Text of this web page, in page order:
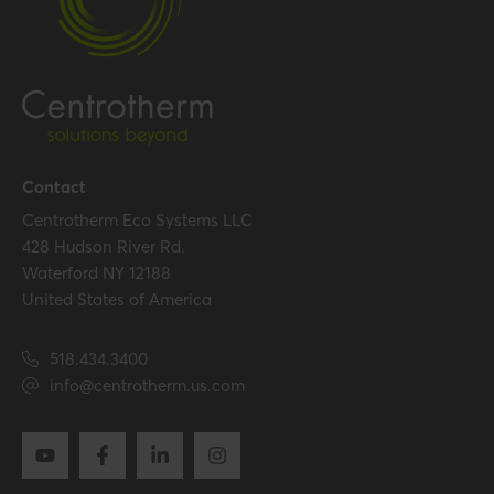
Temperature resistance
(max.)
Certification
Certificates (US/CAN)
Hide all specifications
Contact
Centrotherm Eco Systems LLC
428 Hudson River Rd.
Waterford NY 12188
United States of America
518.434.3400
info@centrotherm.us.com